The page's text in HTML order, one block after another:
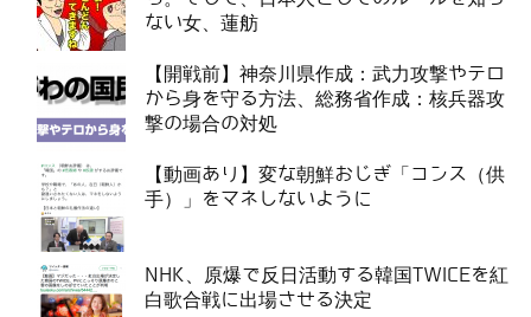
ない女、蓮舫
【開戦前】神奈川県作成：武力攻撃やテロ
から身を守る方法、総務省作成：核兵器攻
撃の場合の対処
【動画あり】変な朝鮮おじぎ「コンス（供
手）」をマネしないように
NHK、原爆で反日活動する韓国TWICEを紅
白歌合戦に出場させる決定